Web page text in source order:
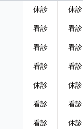
休診 休診
看診 看診
看診 看診
看診 看診
休診 休診
看診 看診
看診 休診